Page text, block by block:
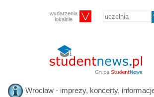
wydarzenia
lokalnie
Wrocław - imprezy, koncerty,